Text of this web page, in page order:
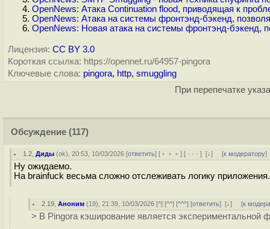
OpenNews: Атака Continuation flood, приводящая к
OpenNews: Атака на системы фронтэнд-бэкенд,
OpenNews: Новая атака на системы фронтэнд-бэкенд,
Лицензия: CC BY 3.0
Короткая ссылка: https://opennet.ru/64957-pingora
Ключевые слова: pingora, http, smuggling
При перепечатке
Обсуждение (117)
1.2 ,Диды (ok), 20:53, 10/03/2026 [ответить] [ ﹢﹢﹢] [ · · ·][↓] [к модератору]
Ну ожидаемо.
На brainfuck весьма сложно отслеживать логику приложения.
2.19 ,Аноним (19), 21:39, 10/03/2026 [^] [^^] [^^^] [ответить][↓] [к
> В Pingora кэширование является экспериментальной